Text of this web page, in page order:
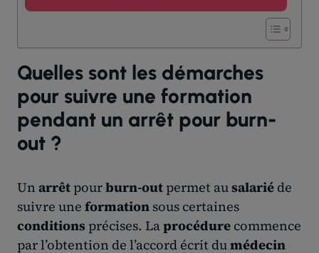
Quelles sont les démarches
pour suivre une formation
pendant un arrêt pour burn-
out ?
Un arrêt pourburn-out permet ausalarié de
suivre une formation sous certaines
conditions précises. Laprocédure commence
par l’obtention de l’accord écrit dumédecin